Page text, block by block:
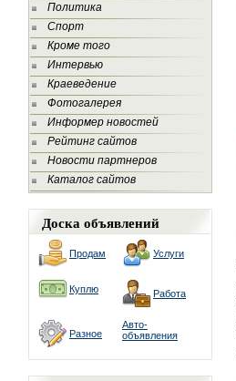
Политика
Спорт
Кроме того
Интервью
Краеведение
Фотогалерея
Информер новостей
Рейтинг сайтов
Новости партнеров
Каталог сайтов
Доска объявлений
Продам Услуги
Куплю Работа
Разное
Авто-
объявления